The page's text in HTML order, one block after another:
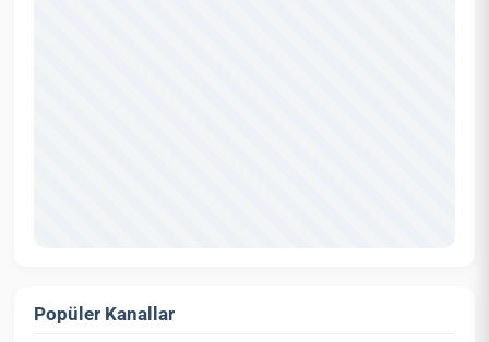
Popüler Kanallar